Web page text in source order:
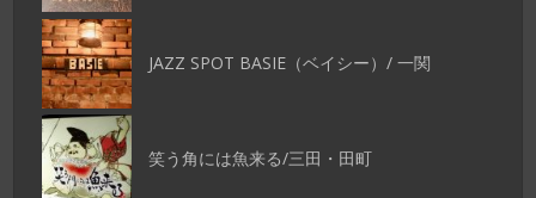
JAZZ SPOT BASIE（ベイシー）/ 一関
笑う角には魚来る/三田・田町